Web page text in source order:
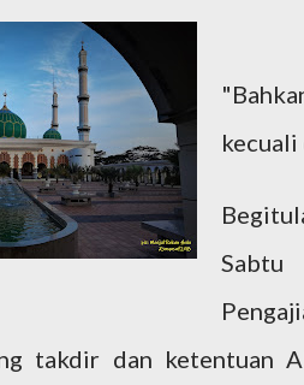
Sabtu
takdir dan ketentuan